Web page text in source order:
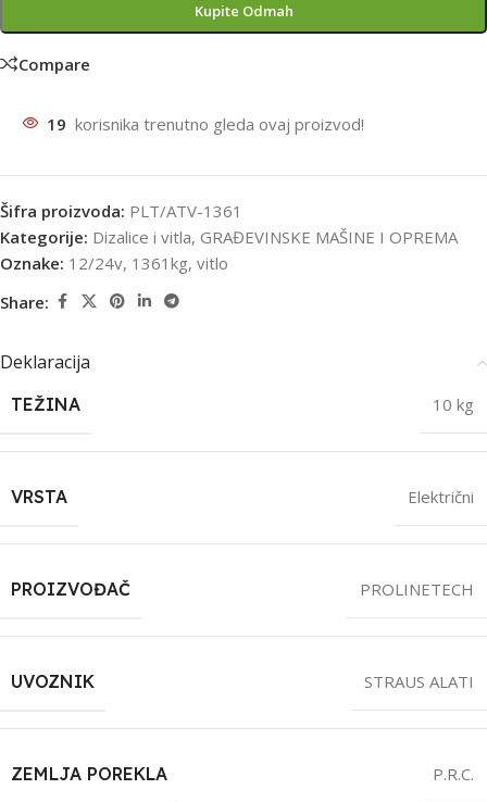
Kupite Odmah
Compare
19 korisnika trenutno gleda ovaj proizvod!
Šifra proizvoda: PLT/ATV-1361
Kategorije: Dizalice i vitla, GRAĐEVINSKE MAŠINE I OPREMA
Oznake: 12/24v, 1361kg, vitlo
Share:
Deklaracija
TEŽINA 10 kg
VRSTA Električni
PROIZVOĐAČ PROLINETECH
UVOZNIK STRAUS ALATI
ZEMLJA POREKLA P.R.C.